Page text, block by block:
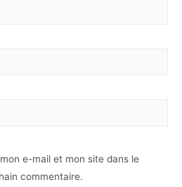
e-mail et mon site dans le
commentaire.